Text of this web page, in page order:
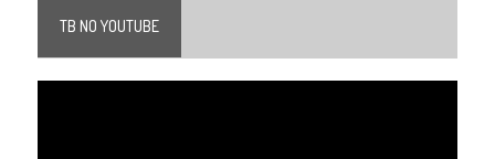
TB NO YOUTUBE